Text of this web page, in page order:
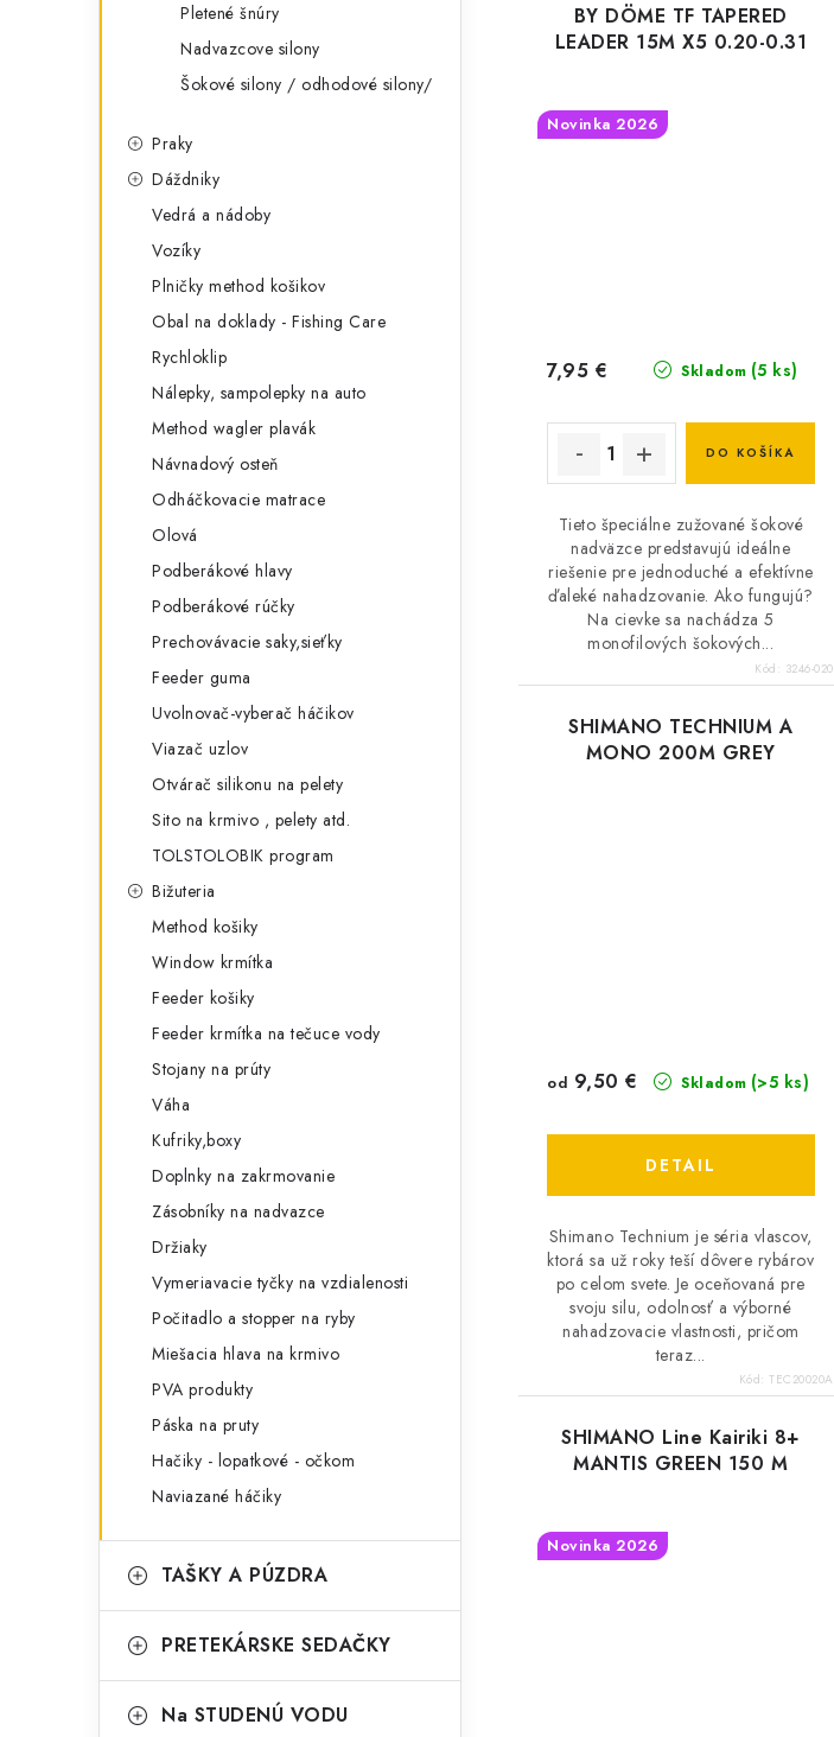
Pletené šnúry
Nadvazcove silony
Šokové silony / odhodové silony/
Praky
Dáždniky
Vedrá a nádoby
Vozíky
Plničky method košikov
Obal na doklady - Fishing Care
Rychloklip
Nálepky, sampolepky na auto
Method wagler plavák
Návnadový osteň
Odháčkovacie matrace
Olová
Podberákové hlavy
Podberákové rúčky
Prechovávacie saky,sieťky
Feeder guma
Uvolnovač-vyberač háčikov
Viazač uzlov
Otvárač silikonu na pelety
Sito na krmivo , pelety atd.
TOLSTOLOBIK program
Bižuteria
Method košiky
Window krmítka
Feeder košiky
Feeder krmítka na tečuce vody
Stojany na prúty
Váha
Kufriky,boxy
Doplnky na zakrmovanie
Zásobníky na nadvazce
Držiaky
Vymeriavacie tyčky na vzdialenosti
Počitadlo a stopper na ryby
Miešacia hlava na krmivo
PVA produkty
Páska na pruty
Hačiky - lopatkové - očkom
Naviazané háčiky
TAŠKY A PÚZDRA
PRETEKÁRSKE SEDAČKY
Na STUDENÚ VODU
BY DÖME TF TAPERED
LEADER 15M X5 0.20-0.31
Novinka 2026
Skladom (5 ks)
7,95 €
DO KOŠÍKA
Tieto špeciálne zužované šokové
nadväzce predstavujú ideálne
riešenie pre jednoduché a efektívne
ďaleké nahadzovanie. Ako fungujú?
Na cievke sa nachádza 5
monofilových šokových...
Kód: 3246-020
SHIMANO TECHNIUM A
MONO 200M GREY
Skladom (>5 ks)
od 9,50 €
DETAIL
Shimano Technium je séria vlascov,
ktorá sa už roky teší dôvere rybárov
po celom svete. Je oceňovaná pre
svoju silu, odolnosť a výborné
nahadzovacie vlastnosti, pričom
teraz...
Kód:TEC20020A
SHIMANO Line Kairiki 8+
MANTIS GREEN 150 M
Novinka 2026